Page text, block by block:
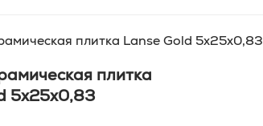
плитка Lanse Gold 5x25x0,83
плитка
5x25x0,83